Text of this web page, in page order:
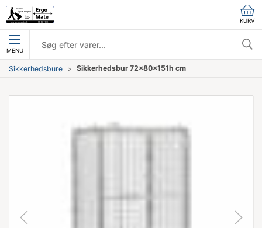
KURV
MENU
Sikkerhedsbure Sikkerhedsbur 72x80x151h cm